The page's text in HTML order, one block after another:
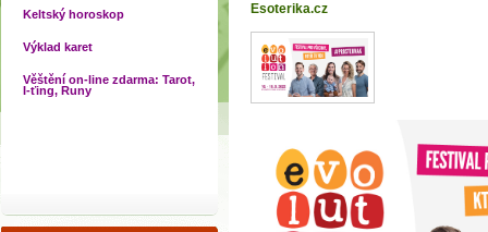
Keltský horoskop
Výklad karet
Věštění on-line zdarma: Tarot,
I-ťing, Runy
Esoterika.cz